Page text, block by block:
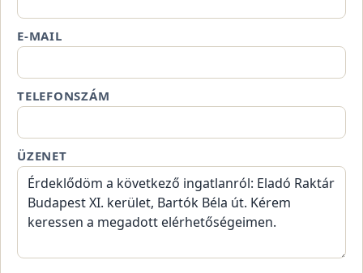
E-MAIL
TELEFONSZÁM
ÜZENET